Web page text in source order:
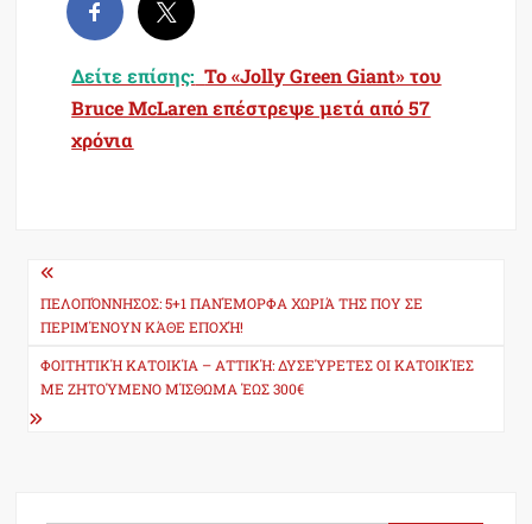
Δείτε επίσης: To «Jolly Green Giant» του
Bruce McLaren επέστρεψε μετά από 57
χρόνια
Post
navigation
ΠΕΛΟΠΌΝΝΗΣΟΣ: 5+1 ΠΑΝΈΜΟΡΦΑ ΧΩΡΙΆ ΤΗΣ ΠΟΥ ΣΕ
ΠΕΡΙΜΈΝΟΥΝ ΚΆΘΕ ΕΠΟΧΉ!
ΦΟΙΤΗΤΙΚΉ ΚΑΤΟΙΚΊΑ – ΑΤΤΙΚΉ: ΔΥΣΕΎΡΕΤΕΣ ΟΙ ΚΑΤΟΙΚΊΕΣ
ΜΕ ΖΗΤΟΎΜΕΝΟ ΜΊΣΘΩΜΑ ΈΩΣ 300€